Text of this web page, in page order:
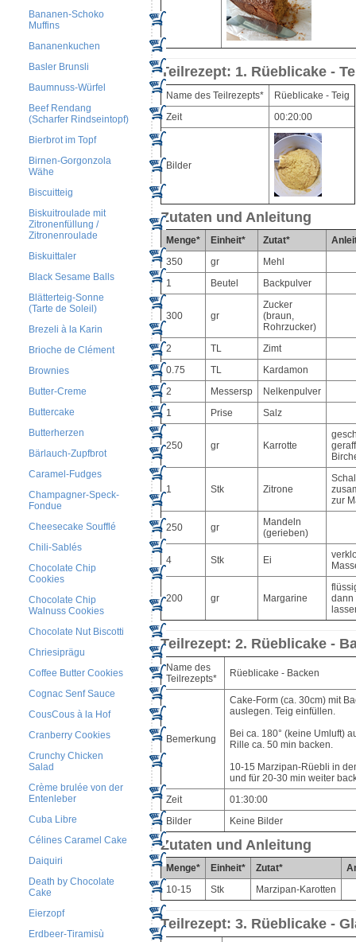
Bananen-Schoko
Muffins
Bananenkuchen
Basler Brunsli
Baumnuss-Würfel
Beef Rendang
(Scharfer Rindseintopf)
Bierbrot im Topf
Birnen-Gorgonzola
Wähe
Biscuitteig
Biskuitroulade mit
Zitronenfüllung /
Zitronenroulade
Biskuittaler
Black Sesame Balls
Blätterteig-Sonne
(Tarte de Soleil)
Brezeli à la Karin
Brioche de Clément
Brownies
Butter-Creme
Buttercake
Butterherzen
Bärlauch-Zupfbrot
Caramel-Fudges
Champagner-Speck-
Fondue
Cheesecake Soufflé
Chili-Sablés
Chocolate Chip
Cookies
Chocolate Chip
Walnuss Cookies
Chocolate Nut Biscotti
Chriesiprägu
Coffee Butter Cookies
Cognac Senf Sauce
CousCous à la Hof
Cranberry Cookies
Crunchy Chicken
Salad
Crème brulée von der
Entenleber
Cuba Libre
Célines Caramel Cake
Daiquiri
Death by Chocolate
Cake
Eierzopf
Erdbeer-Tiramisù
Teilrezept: 1. Rüeblicake -
Name des Teilrezepts*
Rüeblicake - Teig
Zeit
00:20:00
Bilder
Zutaten und Anleitung
Menge* Einheit* Zutat*
350
gr
Mehl
1
Beutel Backpulver
300 gr
Zucker
(braun,
Rohrzucker)
2
TL
Zimt
0.75
TL
Kardamon
2
Messersp
Nelkenpulver
1
Prise Salz
250 gr Karrotte
1 Stk Zitrone
zur
250 gr
Mandeln
(gerieben)
4 Stk Ei
200 gr Margarine
dann
Teilrezept: 2. Rüeblicake -
Name des
Teilrezepts*
Rüeblicake - Backen
Bemerkung
Cake-Form (ca. 30cm) mit
auslegen. Teig einfüllen.
Bei ca. 180° (keine Umluft)
Rille ca. 50 min backen.
10-15 Marzipan-Rüebli in
und für 20-30 min weiter
Zeit
01:30:00
Bilder
Keine Bilder
Zutaten und Anleitung
Menge* Einheit* Zutat*
10-15
Stk Marzipan-Karotten
Teilrezept: 3. Rüeblicake -